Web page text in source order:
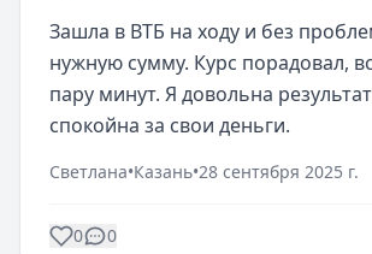
Зашла в ВТБ на ходу и без
нужную сумму. Курс порадовал,
пару минут. Я довольна
спокойна за свои деньги.
Светлана•Казань•28 сентября 2025 г.
0 0